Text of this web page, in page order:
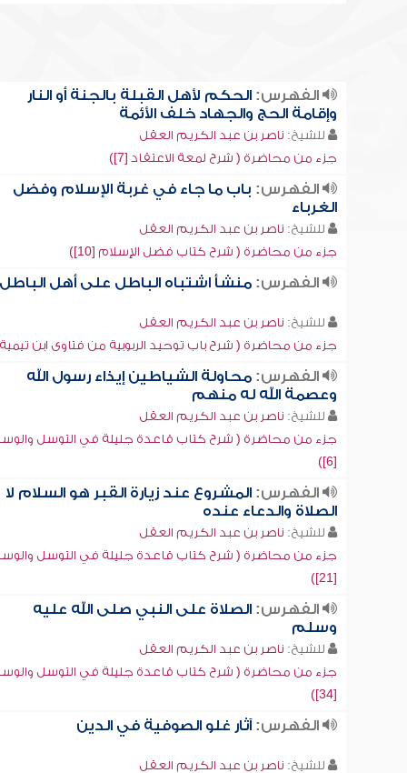
الفهرس:الحكم لأهل القبلة بالجنة أو النار
وإقامة الحج والجهاد خلف الأئمة
للشيخ: ناصر بن عبد الكريم العقل
جزء من محاضرة ( شرح لمعة الاعتقاد [7])
الفهرس: باب ما جاء في غربة الإسلام وفضل
الغرباء
للشيخ: ناصر بن عبد الكريم العقل
جزء من محاضرة ( شرح كتاب فضل الإسلام [10])
الفهرس:منشأ اشتباه الباطل على أهل
للشيخ: ناصر بن عبد الكريم العقل
جزء من محاضرة ( شرح باب توحيد الربوبية من فتاوى ابن تيمية
الفهرس:محاولة الشياطين إيذاء رسول الله
وعصمة الله له منهم
للشيخ: ناصر بن عبد الكريم العقل
جزء من محاضرة ( شرح كتاب قاعدة جليلة في التوسل
[6])
الفهرس:المشروع عند زيارة القبر هو السلام لا
الصلاة والدعاء عنده
للشيخ: ناصر بن عبد الكريم العقل
جزء من محاضرة ( شرح كتاب قاعدة جليلة في التوسل
[21])
الفهرس:الصلاة على النبي صلى الله عليه
وسلم
للشيخ: ناصر بن عبد الكريم العقل
جزء من محاضرة ( شرح كتاب قاعدة جليلة في التوسل
[34])
الفهرس:آثار غلو الصوفية في الدين
للشيخ: ناصر بن عبد الكريم العقل